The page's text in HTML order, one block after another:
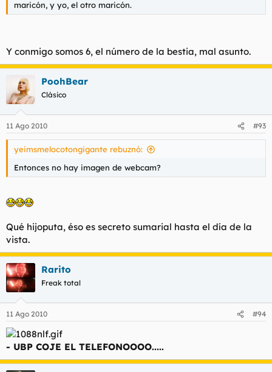
maricón, y yo, el otro maricón.
Y conmigo somos 6, el número de la bestia, mal asunto.
PoohBear
Clásico
11 Ago 2010 #93
yeimsmelocotongigante rebuznó:
Entonces no hay imagen de webcam?
Qué hijoputa, éso es secreto sumarial hasta el día de la
vista.
Rarito
Freak total
11 Ago 2010 #94
- UBP COJE EL TELEFONOOOO.....